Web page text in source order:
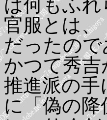
は何もふ
官服とは、
だったの
かつて秀
推進派の
に「偽の